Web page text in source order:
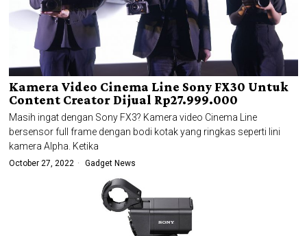
Kamera Video Cinema Line Sony FX30 Untuk
Content Creator Dijual Rp27.999.000
Masih ingat dengan Sony FX3? Kamera video Cinema Line
bersensor full frame dengan bodi kotak yang ringkas seperti lini
kamera Alpha. Ketika
October 27, 2022 Gadget News